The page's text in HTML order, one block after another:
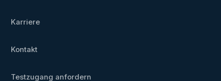
Karriere
Kontakt
Testzugang anfordern